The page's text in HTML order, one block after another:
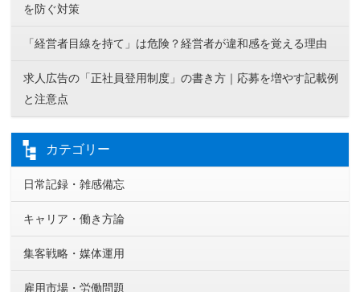
を防ぐ対策
「経営者目線を持て」は危険？経営者が違和感を覚える理由
求人広告の「正社員登用制度」の書き方｜応募を増やす記載例
と注意点
カテゴリー
日常記録・雑感備忘
キャリア・働き方論
集客戦略・媒体運用
雇用市場・労働問題